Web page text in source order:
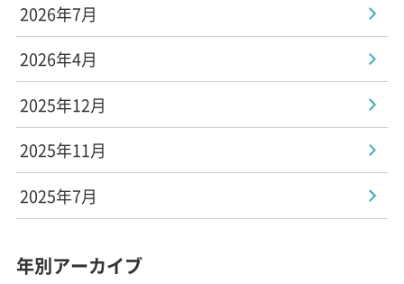
2026年7月
2026年4月
2025年12月
2025年11月
2025年7月
年別アーカイブ